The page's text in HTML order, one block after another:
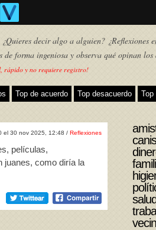
decir algo a alguien? ¿Reflexiones
de forma ingeniosa y observa qué opinan
rápido y no requiere registro!
Top de acuerdo Top desacuerdo Top
TQD
el 30 nov 2025, 12:48 / Reflexiones
películas,
juanes, como diría la
canis
salud